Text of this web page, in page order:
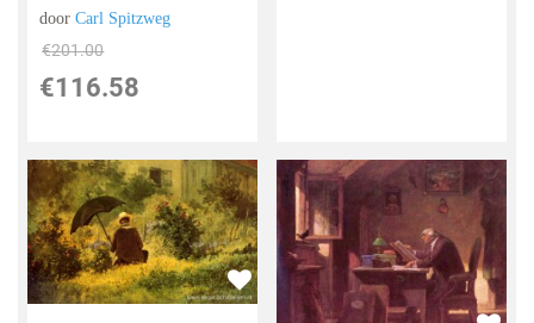
doorCarl Spitzweg
€201.00
€116.58